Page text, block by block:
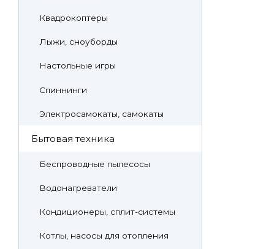
Квадрокоптеры
Лыжи, сноуборды
Настольные игры
Спиннинги
Электросамокаты, самокаты
Бытовая техника
Беспроводные пылесосы
Водонагреватели
Кондиционеры, сплит-системы
Котлы, насосы для отопления